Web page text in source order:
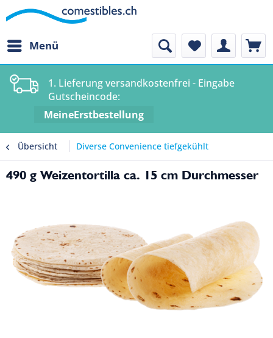
Menü
1. Lieferung versandkostenfrei - Eingabe
Gutscheincode:
MeineErstbestellung
Übersicht Diverse Convenience tiefgekühlt
490 g Weizentortilla ca. 15 cm Durchmesser